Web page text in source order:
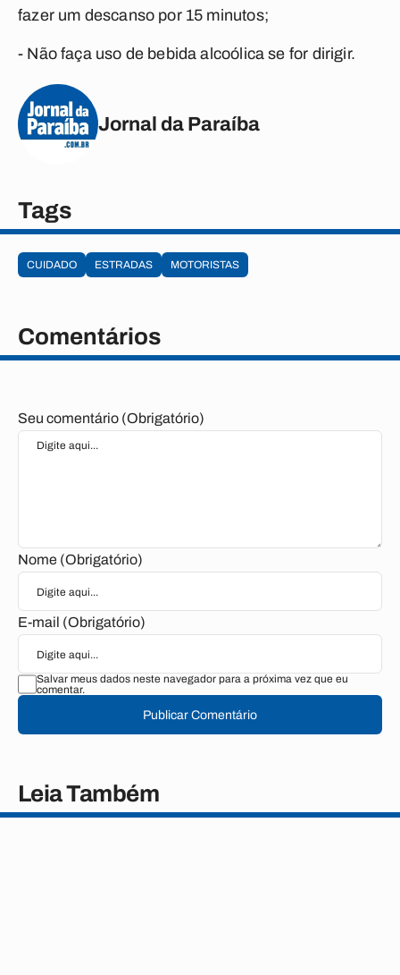
fazer um descanso por 15 minutos;
- Não faça uso de bebida alcoólica se for dirigir.
Jornal da Paraíba
Tags
CUIDADO ESTRADAS MOTORISTAS
Comentários
Seu comentário (Obrigatório)
Nome (Obrigatório)
E-mail (Obrigatório)
Salvar meus dados neste navegador para a próxima vez que eu
comentar.
Publicar Comentário
Leia Também